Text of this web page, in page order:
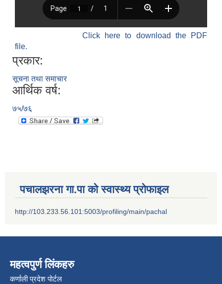
Click here to download the PDF
file.
प्रकार:
सूचना तथा समाचार
आर्थिक वर्ष:
७५/७६
पचालझरना गा.पा को स्वास्थ्य प्रोफाइल
http://103.233.56.101:5003/profiling/main/pachal
महत्वपुर्ण लिंकहरु
कर्णाली प्रदेश पोर्टल